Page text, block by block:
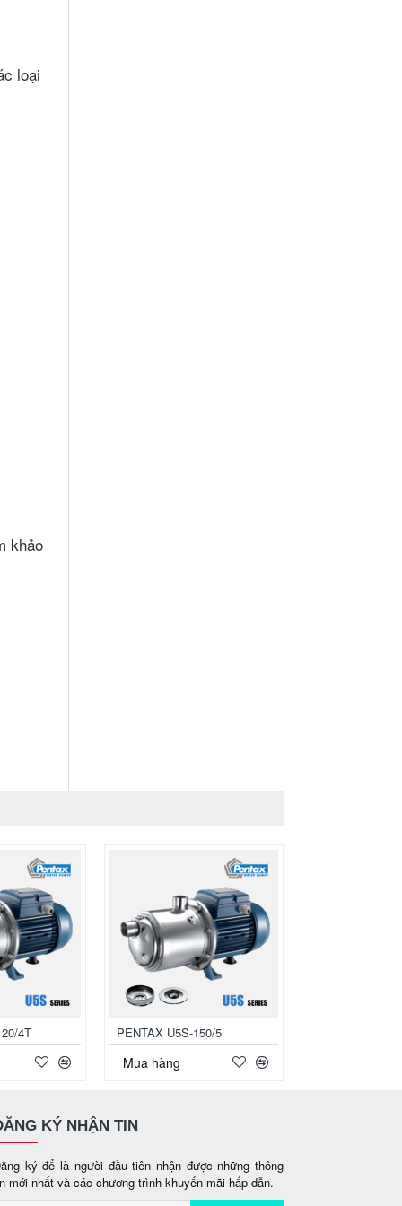
loại
khảo
4T PENTAX U5S-150/5
Mua hàng
KÝ NHẬN TIN
ký để là người đầu tiên nhận được những thông
mới nhất và các chương trình khuyến mãi hấp dẫn.